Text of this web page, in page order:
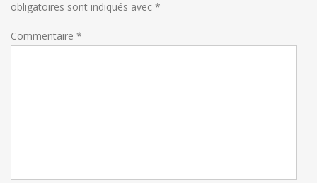
obligatoires sont indiqués avec *
Commentaire *